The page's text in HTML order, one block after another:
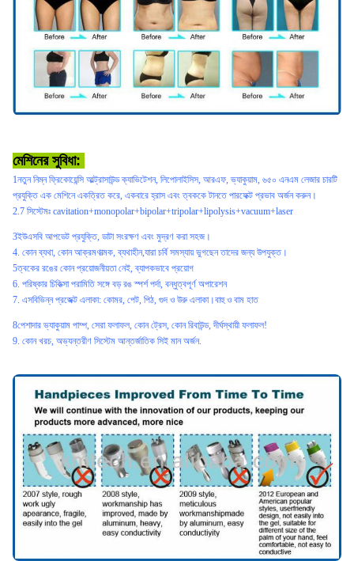
মেশিনের সুবিধা:
1নতুন নিম্ন ফ্রিকোয়েন্সি আল্ট্রাসাউন্ড ক্যাভিটেশন, লিপোলাইসিস, আরএফ, ভ্যাকুয়াম, ৬৫০ এনএম লেজার চারটি
প্রযুক্তি এক মেশিনে একত্রিত করে, একবারে হ্রাস এবং ত্বককে টানতে পারফেক্ট প্রভাব অর্জন করুন।
2.7 সিস্টেমঃ cavitation+monopolar+bipolar+tripolar+lipolysis+vacuum+laser
3ইউএসবি আপডেট প্রযুক্তি, ডাটা সংরক্ষণ এবং মুদ্রণ করা সহজ।
4. কোন ব্যথা, কোন আক্রমণাত্মক, ব্যথাহীন,যারা চর্বি সমস্যায় ভুগছেন তাদের জন্য উপযুক্ত।
5ত্বকের রঙের কোন প্রয়োজনীয়তা নেই, ব্যাপকভাবে প্রয়োগ
6. পরিষ্কার চিকিত্সা পরামিতি সঙ্গে বড় রঙ স্পর্শ পর্দা, বন্ধুত্বপূর্ণ অপারেশন
7. এসবিভিন্ন প্রজেক্ট এলাকা: কোমর, পেট, পিঠ, গুদ ও উরু এলাকা।বাহু ও বাম হাত
8পেশাদার ভ্যাকুয়াম পাম্প, সেরা ফলাফল, কোন ট্রেস, কোন রিবাউন্ড, দীর্ঘস্থায়ী ফলাফল!
9. কোন খরচ, অভ্যন্তরীণ সিস্টেম আন্তর্জাতিক সিই মান অর্জন.